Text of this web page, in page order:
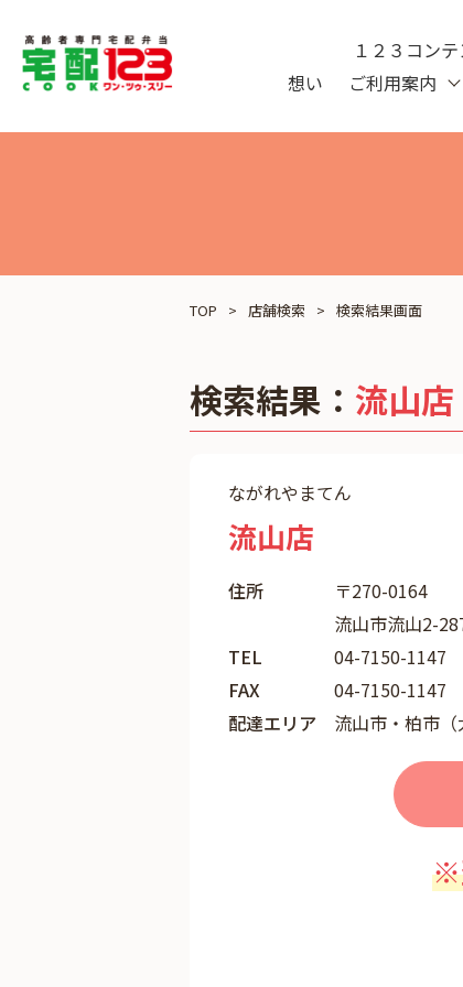
想い ご利用案内
１２３コン
TOP 店舗検索 検索結果画面
検索結果： 流山店
ながれやまてん
流山店
住所
〒270-0164
流山市流山2-
TEL
04-7150-1147
FAX
04-7150-1147
配達エリア
流山市・柏市（
※